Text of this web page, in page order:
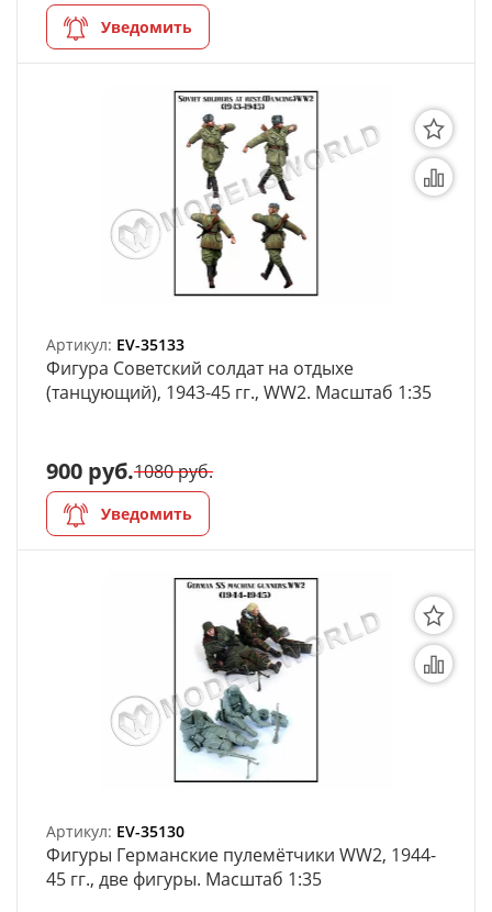
Уведомить
Артикул: EV-35133
Фигура Советский солдат на отдыхе
(танцующий), 1943-45 гг., WW2. Масштаб 1:35
900 руб.1080 руб.
Уведомить
Артикул: EV-35130
Фигуры Германские пулемётчики WW2, 1944-
45 гг., две фигуры. Масштаб 1:35